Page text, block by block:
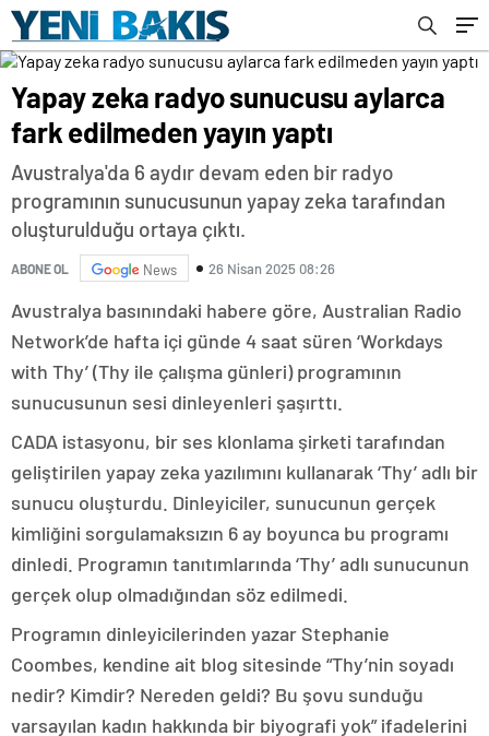
Yapay zeka radyo sunucusu aylarca
fark edilmeden yayın yaptı
Avustralya'da 6 aydır devam eden bir radyo
programının sunucusunun yapay zeka tarafından
oluşturulduğu ortaya çıktı.
ABONE OL News 26 Nisan 2025 08:26
Avustralya basınındaki habere göre, Australian Radio
Network’de hafta içi günde 4 saat süren ‘Workdays
with Thy’ (Thy ile çalışma günleri) programının
sunucusunun sesi dinleyenleri şaşırttı.
CADA istasyonu, bir ses klonlama şirketi tarafından
geliştirilen yapay zeka yazılımını kullanarak ‘Thy’ adlı bir
sunucu oluşturdu. Dinleyiciler, sunucunun gerçek
kimliğini sorgulamaksızın 6 ay boyunca bu programı
dinledi. Programın tanıtımlarında ‘Thy’ adlı sunucunun
gerçek olup olmadığından söz edilmedi.
Programın dinleyicilerinden yazar Stephanie
Coombes, kendine ait blog sitesinde “Thy’nin soyadı
nedir? Kimdir? Nereden geldi? Bu şovu sunduğu
varsayılan kadın hakkında bir biyografi yok” ifadelerini